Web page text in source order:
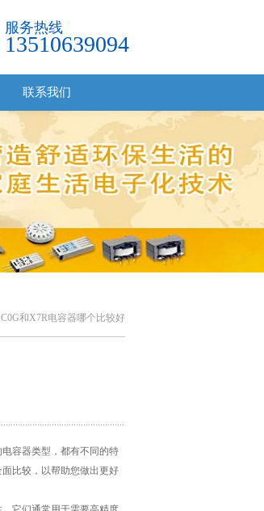
服务热线
13510639094
联系我们
C0G和X7R电容器哪个比较好
容器类型，都有不同的特
比较，以帮助您做出更好